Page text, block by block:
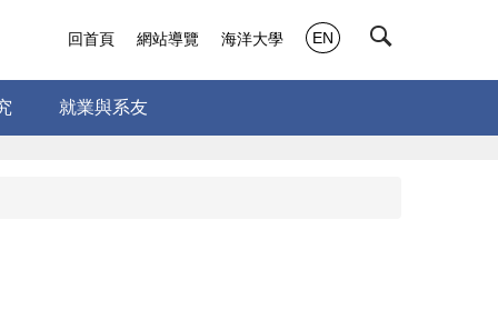
就業與系友
回首頁 網站導覽 海洋大學 EN